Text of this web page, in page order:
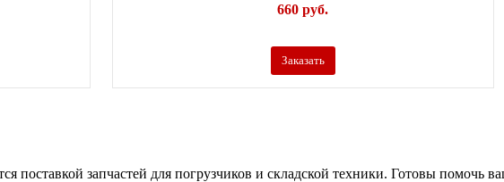
660руб.
Заказать
поставкой запчастей для погрузчиков и складской техники. Готовы помочь